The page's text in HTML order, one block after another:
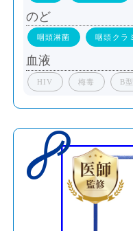
のど
咽頭淋菌 咽頭クラ
血液
HIV 梅毒 B
8